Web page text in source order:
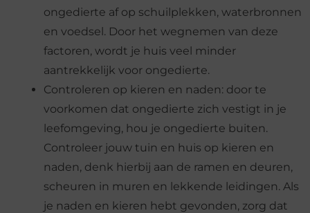
ongedierte af op schuilplekken, waterbronnen
en voedsel. Door het wegnemen van deze
factoren, wordt je huis veel minder
aantrekkelijk voor ongedierte.
Controleren op kieren en naden: door te
voorkomen dat ongedierte zich vestigt in je
leefomgeving, hou je ongedierte buiten.
Controleer jouw tuin en huis op kieren en
naden, denk hierbij aan de ramen en deuren,
scheuren in muren en lekkende leidingen. Als
je naden en kieren hebt gevonden, zorg dat